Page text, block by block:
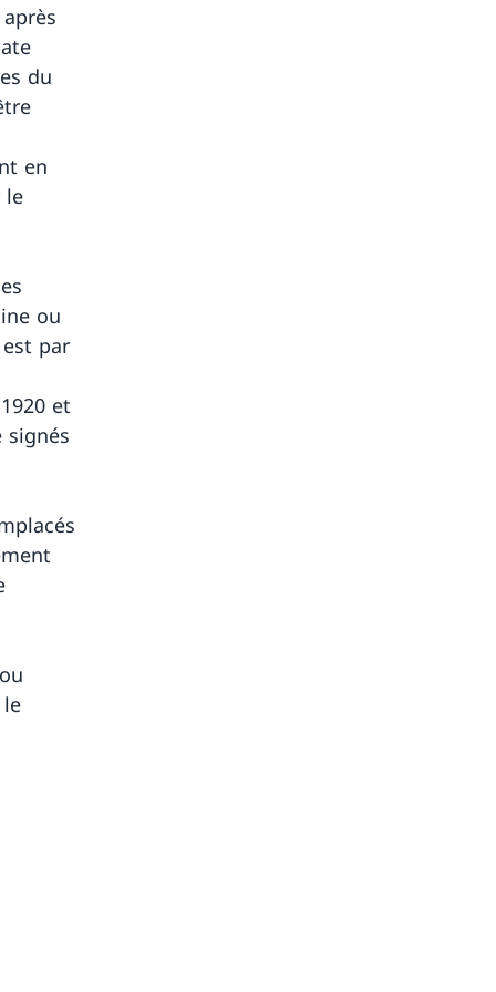
du
en
le
ou
par
et
signés